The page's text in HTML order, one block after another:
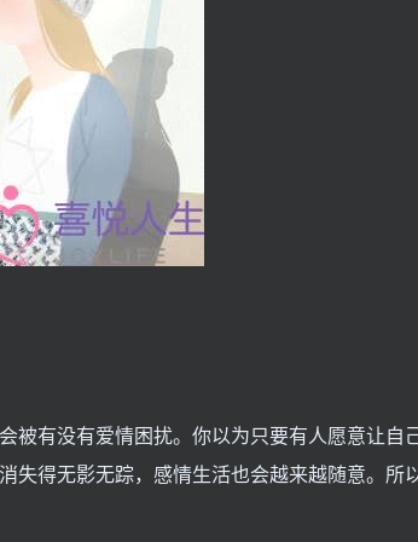
被有没有爱情困扰。你以为只要有人愿意让自
失得无影无踪，感情生活也会越来越随意。所